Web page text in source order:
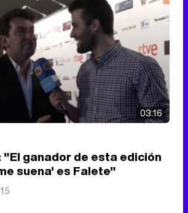
03:16
ganador de esta edición
suena' es Falete"